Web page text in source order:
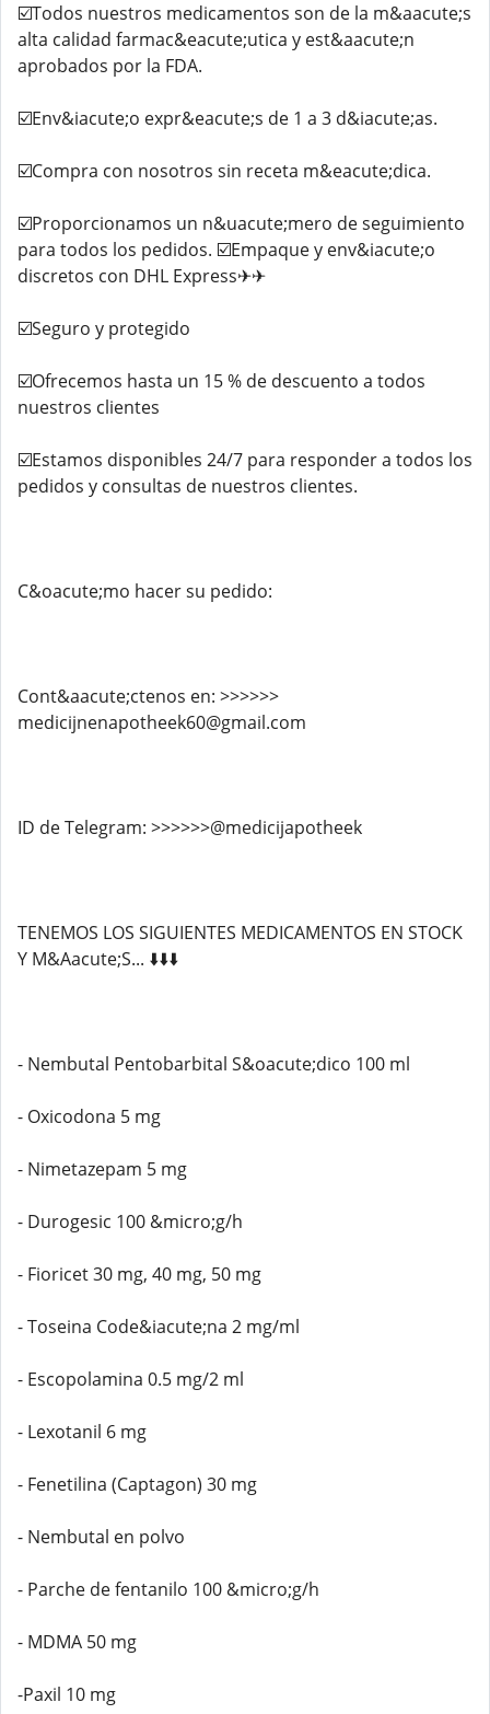
☑️Todos nuestros medicamentos son de la m&aacute;s
alta calidad farmac&eacute;utica y est&aacute;n
aprobados por la FDA.
☑️Env&iacute;o expr&eacute;s de 1 a 3 d&iacute;as.
☑️Compra con nosotros sin receta m&eacute;dica.
☑️Proporcionamos un n&uacute;mero de seguimiento
para todos los pedidos. ☑️Empaque y env&iacute;o
discretos con DHL Express✈✈
☑️Seguro y protegido
☑️Ofrecemos hasta un 15 % de descuento a todos
nuestros clientes
☑️Estamos disponibles 24/7 para responder a todos los
pedidos y consultas de nuestros clientes.
C&oacute;mo hacer su pedido:
Cont&aacute;ctenos en: >>>>>>
medicijnenapotheek60@gmail.com
ID de Telegram: >>>>>>@medicijapotheek
TENEMOS LOS SIGUIENTES MEDICAMENTOS EN STOCK
Y M&Aacute;S... ⬇️⬇️⬇️
- Nembutal Pentobarbital S&oacute;dico 100 ml
- Oxicodona 5 mg
- Nimetazepam 5 mg
- Durogesic 100 &micro;g/h
- Fioricet 30 mg, 40 mg, 50 mg
- Toseina Code&iacute;na 2 mg/ml
- Escopolamina 0.5 mg/2 ml
- Lexotanil 6 mg
- Fenetilina (Captagon) 30 mg
- Nembutal en polvo
- Parche de fentanilo 100 &micro;g/h
- MDMA 50 mg
-Paxil 10 mg